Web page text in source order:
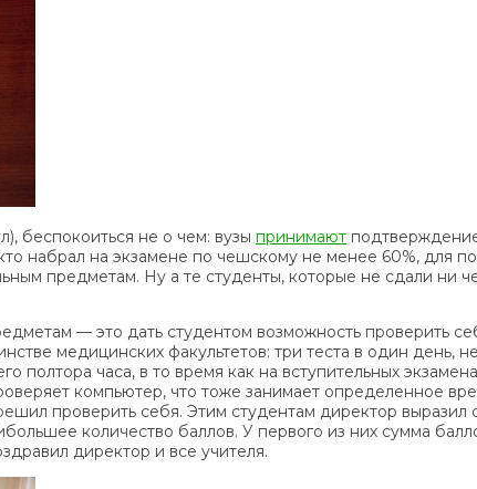
беспокоиться не о чем: вузы принимают
набрал на экзамене по чешскому не менее 60%, для
предметам. Ну а те студенты, которые не сдали ни
— это дать студентом возможность проверить
медицинских факультетов: три теста в один день,
полтора часа, в то время как на вступительных
компьютер, что тоже занимает определенное
проверить себя. Этим студентам директор выразил
количество баллов. У первого из них сумма
директор и все учителя.